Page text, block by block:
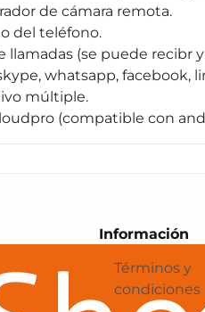
de cámara remota.
del teléfono.
llamadas (se puede recibr
whatsapp, facebook,
múltiple.
(compatible con
Shop es tu e-commerce en
Información
Términos y
condiciones